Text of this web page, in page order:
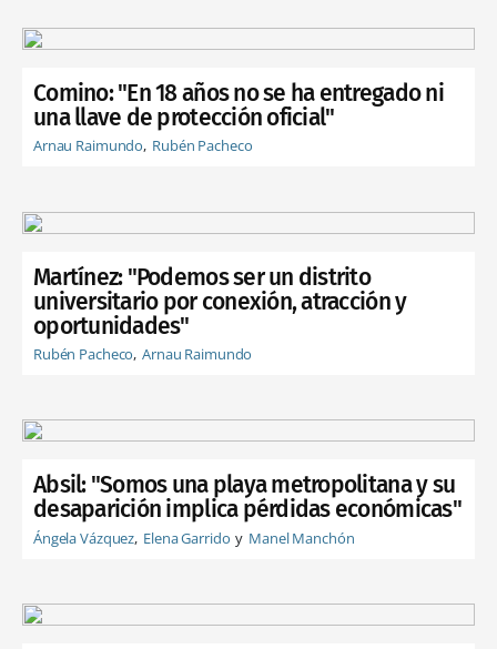
Comino: "En 18 años no se ha entregado ni
una llave de protección oficial"
Arnau Raimundo Rubén Pacheco
Martínez: "Podemos ser un distrito
universitario por conexión, atracción y
oportunidades"
Rubén Pacheco Arnau Raimundo
Absil: "Somos una playa metropolitana y su
desaparición implica pérdidas económicas"
Ángela Vázquez Elena Garrido Manel Manchón